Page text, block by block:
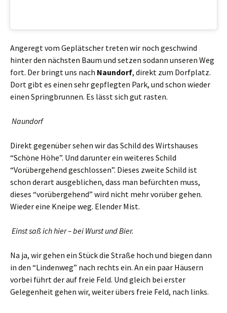
Angeregt vom Geplätscher treten wir noch geschwind
hinter den nächsten Baum und setzen sodann unseren Weg
fort. Der bringt uns nach Naundorf, direkt zum Dorfplatz.
Dort gibt es einen sehr gepflegten Park, und schon wieder
einen Springbrunnen. Es lässt sich gut rasten.
Naundorf
Direkt gegenüber sehen wir das Schild des Wirtshauses
“Schöne Höhe”. Und darunter ein weiteres Schild
“Vorübergehend geschlossen”. Dieses zweite Schild ist
schon derart ausgeblichen, dass man befürchten muss,
dieses “vorübergehend” wird nicht mehr vorüber gehen.
Wieder eine Kneipe weg. Elender Mist.
Einst saß ich hier – bei Wurst und Bier.
Na ja, wir gehen ein Stück die Straße hoch und biegen dann
in den “Lindenweg” nach rechts ein. An ein paar Häusern
vorbei führt der auf freie Feld. Und gleich bei erster
Gelegenheit gehen wir, weiter übers freie Feld, nach links.